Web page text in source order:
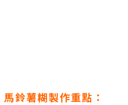
馬鈴薯糊製作重點：